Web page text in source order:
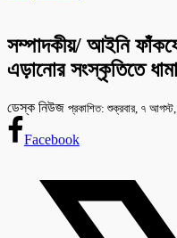
সম্পাদকীয়/ আইনি
এড়ানোর সংস্কৃতিতে
ডেস্ক নিউজ প্রকাশিত: শুক্রবার, ৭
Facebook